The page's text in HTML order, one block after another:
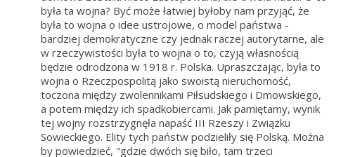
była ta wojna? Być może łatwiej byłoby nam przyjąć, że
była to wojna o idee ustrojowe, o model państwa -
bardziej demokratyczne czy jednak raczej autorytarne, ale
w rzeczywistości była to wojna o to, czyją własnością
będzie odrodzona w 1918 r. Polska. Upraszczając, była to
wojna o Rzeczpospolitą jako swoistą nieruchomość,
toczona między zwolennikami Piłsudskiego i Dmowskiego,
a potem między ich spadkobiercami. Jak pamiętamy, wynik
tej wojny rozstrzygnęła napaść III Rzeszy i Związku
Sowieckiego. Elity tych państw podzieliły się Polską. Można
by powiedzieć, "gdzie dwóch się biło, tam trzeci